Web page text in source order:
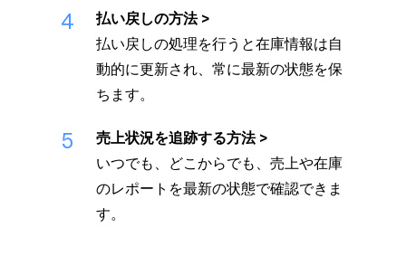
4
払い戻しの方法
払い戻しの処理を行うと在庫情報は自
動的に更新され、常に最新の状態を保
ちます。
5
売上状況を追跡する方法
いつでも、どこからでも、売上や在庫
のレポートを最新の状態で確認できま
す。